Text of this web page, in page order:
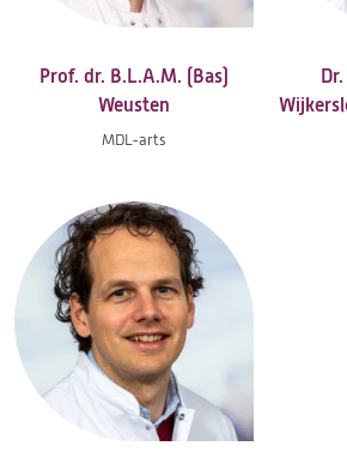
Prof. dr. B.L.A.M. (Bas)
Weusten
MDL-arts